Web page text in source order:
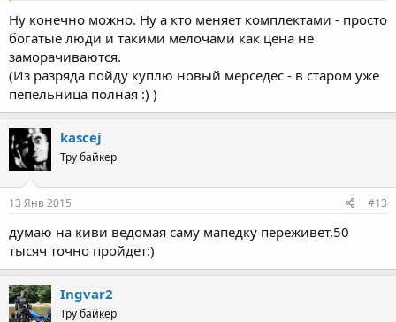
Ну конечно можно. Ну а кто меняет комплектами - просто
богатые люди и такими мелочами как цена не
заморачиваются.
(Из разряда пойду куплю новый мерседес - в старом уже
пепельница полная :) )
kascej
Тру байкер
13 Янв 2015 #13
думаю на киви ведомая саму мапедку переживет,50
тысяч точно пройдет:)
Ingvar2
Тру байкер